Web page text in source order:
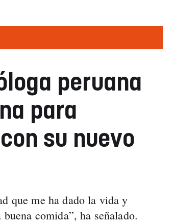
peruana
para
su nuevo
que me ha dado la vida y
comida”, ha señalado.